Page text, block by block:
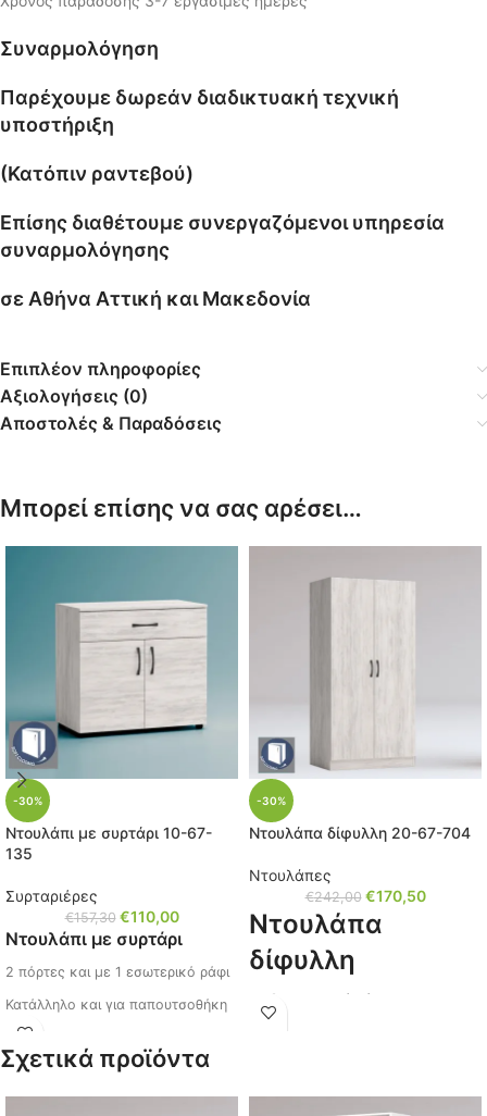
Συναρμολόγηση
Παρέχουμε δωρεάν διαδικτυακή τεχνική
υποστήριξη
(Κατόπιν ραντεβού)
Επίσης διαθέτουμε συνεργαζόμενοι υπηρεσία
συναρμολόγησης
σε Αθήνα Αττική και Μακεδονία
Επιπλέον πληροφορίες
Αξιολογήσεις (0)
Αποστολές & Παραδόσεις
Μπορεί επίσης να σας αρέσει…
-30%
Ντουλάπι με συρτάρι 10-67-
135
Συρταριέρες
€157,30 €110,00
Ντουλάπι με συρτάρι
2 πόρτες και με 1 εσωτερικό ράφι
Κατάλληλο και για παπουτσοθήκη
Χρώμα: Oak Blanco
-30%
Ντουλάπα δίφυλλη 20-67-704
Ντουλάπες
€242,00 €170,50
Ντουλάπα
δίφυλλη
με 3 εσωτερικά ράφια
Σχετικά προϊόντα